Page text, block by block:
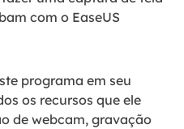
com o EaseUS
programa em seu
os recursos que ele
de webcam, gravação